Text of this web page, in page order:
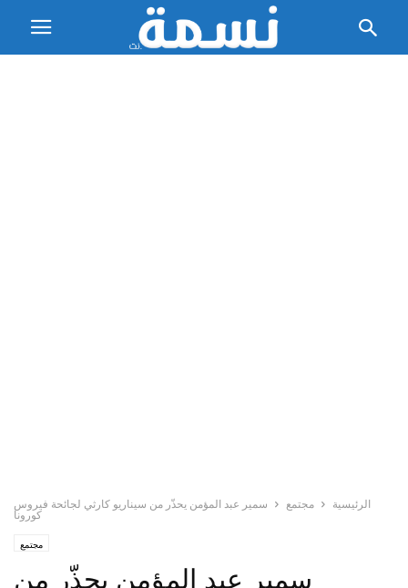
الرئيسية مجتمع
سمير عبد المؤمن يحذّر من سيناريو كارثي لجائحة فيروس
كورونا
مجتمع
سمير عبد المؤمن يحذّر من